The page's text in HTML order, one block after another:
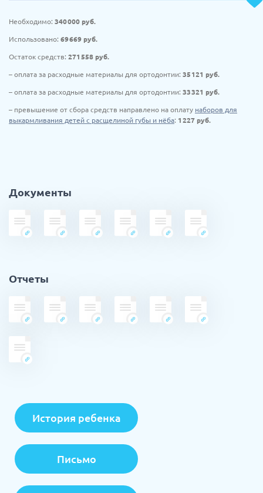
Необходимо: 340 000 руб.
Использовано: 69 669 руб.
Остаток средств: 271 558 руб.
– оплата за расходные материалы для ортодонтии: 35 121 руб.
– оплата за расходные материалы для ортодонтии: 33 321 руб.
– превышение от сбора средств направлено на оплату наборов для
выкармливания детей с расщелиной губы и нёба: 1 227 руб.
Документы
Отчеты
История ребенка
Письмо